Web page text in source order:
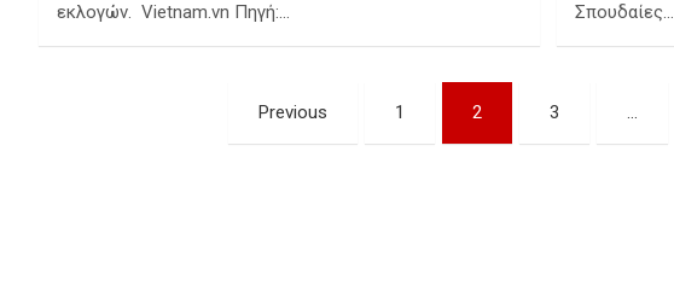
εκλογών. Vietnam.vn Πηγή:…
Σπουδαίες…
Previous 1 2 3 …